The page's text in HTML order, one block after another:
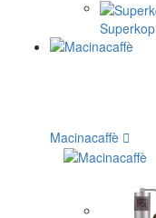
Superkop
Macinacaffè